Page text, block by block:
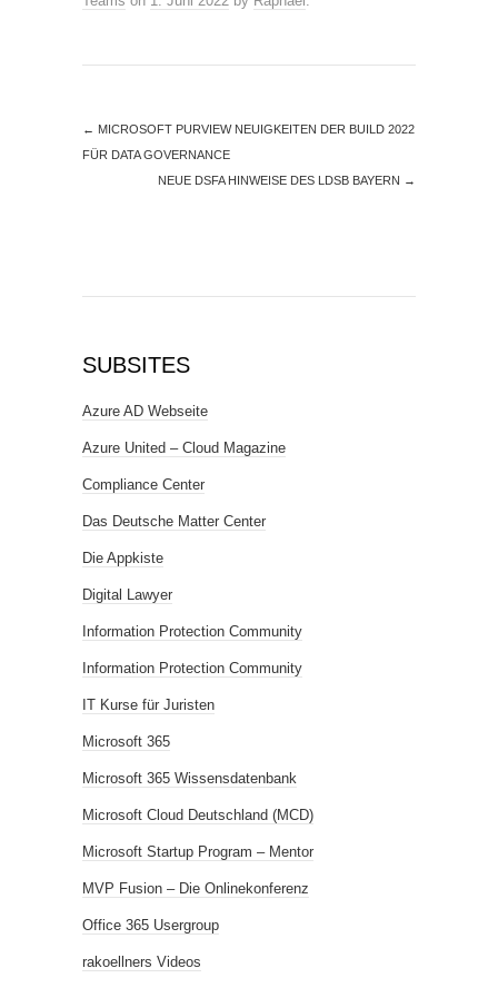
← MICROSOFT PURVIEW NEUIGKEITEN DER BUILD 2022
FÜR DATA GOVERNANCE
NEUE DSFA HINWEISE DES LDSB BAYERN →
SUBSITES
Azure AD Webseite
Azure United – Cloud Magazine
Compliance Center
Das Deutsche Matter Center
Die Appkiste
Digital Lawyer
Information Protection Community
Information Protection Community
IT Kurse für Juristen
Microsoft 365
Microsoft 365 Wissensdatenbank
Microsoft Cloud Deutschland (MCD)
Microsoft Startup Program – Mentor
MVP Fusion – Die Onlinekonferenz
Office 365 Usergroup
rakoellners Videos